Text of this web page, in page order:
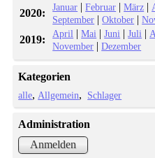
2020: Januar |Februar |März |
September |Oktober |
2019: April |Mai |Juni |Juli |
November |Dezember
Kategorien
alle Allgemein Schlager
Administration
Anmelden